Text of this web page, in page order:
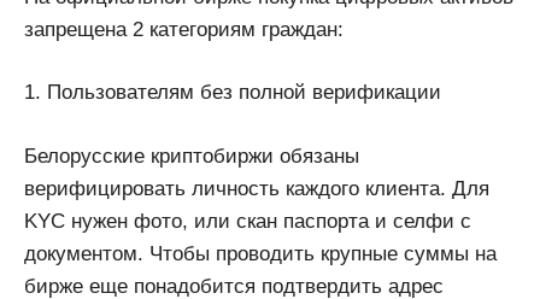
запрещена 2 категориям граждан:
1. Пользователям без полной верификации
Белорусские криптобиржи обязаны
верифицировать личность каждого клиента. Для
KYC нужен фото, или скан паспорта и селфи с
документом. Чтобы проводить крупные суммы на
бирже еще понадобится подтвердить адрес